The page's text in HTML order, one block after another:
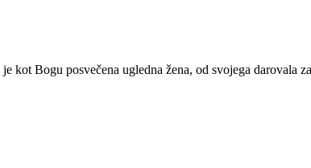
Bogu posvečena ugledna žena, od svojega darovala